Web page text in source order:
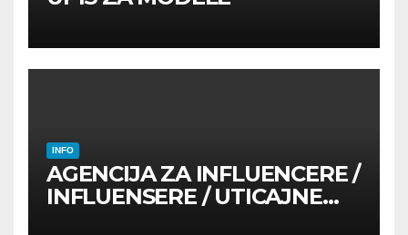
INFO
AGENCIJA ZA INFLUENCERE /
INFLUENSERE / UTICAJNE